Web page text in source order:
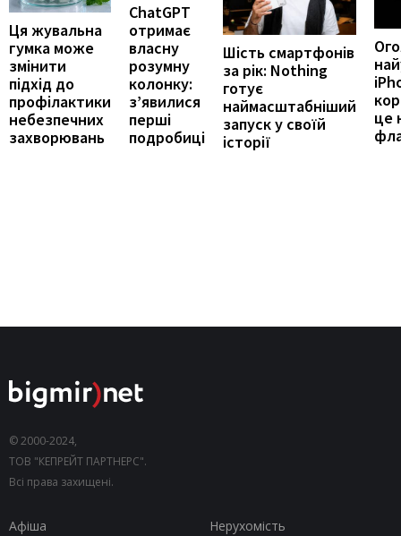
Ця жувальна
гумка може
змінити
підхід до
профілактики
небезпечних
захворювань
ChatGPT
отримає
власну
розумну
колонку:
з’явилися
перші
подробиці
Шість смартфонів
за рік: Nothing
готує
наймасштабніший
запуск у своїй
історії
це
© 2000-2024,
ТОВ "КЕПРЕЙТ ПАРТНЕРС".
Всі права захищені.
Афіша
Нерухомість